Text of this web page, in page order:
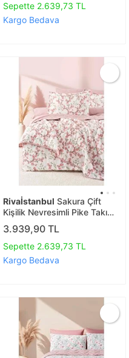
Sepette 2.639,73 TL
Kargo Bedava
Rivaİstanbul Sakura Çift
Kişilik Nevresimli Pike Takımı
- 7 Parça Çeyiz Seti
3.939,90 TL
Sepette 2.639,73 TL
Kargo Bedava